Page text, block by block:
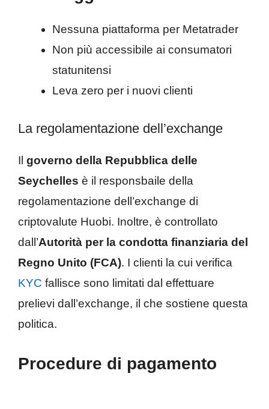
Nessuna piattaforma per Metatrader
Non più accessibile ai consumatori
statunitensi
Leva zero per i nuovi clienti
La regolamentazione dell’exchange
Il governo della Repubblica delle
Seychelles è il responsbaile della
regolamentazione dell’exchange di
criptovalute Huobi. Inoltre, è controllato
dall’Autorità per la condotta finanziaria del
Regno Unito (FCA). I clienti la cui verifica
KYC fallisce sono limitati dal effettuare
prelievi dall’exchange, il che sostiene questa
politica.
Procedure di pagamento